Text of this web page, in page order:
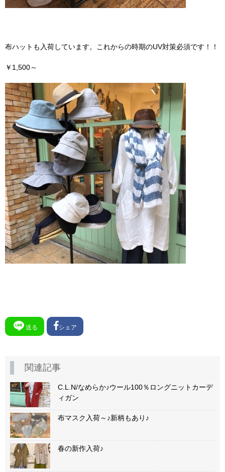
布ハットも入荷しています。これからの時期のUV対策必須です！！
￥1,500～
送る シェア
関連記事
C.L.N/なめらか♪ウール100％ロングニットカーデ
ィガン
布マスク入荷～♪新柄もあり♪
春の新作入荷♪